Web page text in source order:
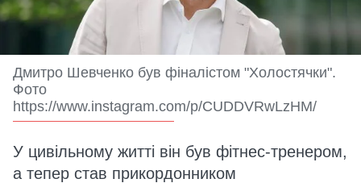
Дмитро Шевченко був фіналістом "Холостячки".
Фото
https://www.instagram.com/p/CUDDVRwLzHM/
У цивільному житті він був фітнес-тренером,
а тепер став прикордонником